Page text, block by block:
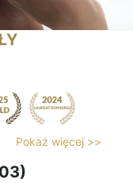
Pokaż więcej >>